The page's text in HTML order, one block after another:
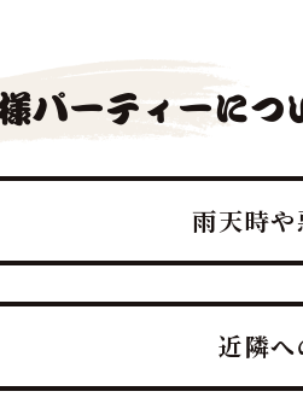
誰もが主役になり、「ライブで
パーティーにつ
雨天時
。鮪達人は、ホテルレベルのお
ウハウで生マグロの鮮度維持と
近隣